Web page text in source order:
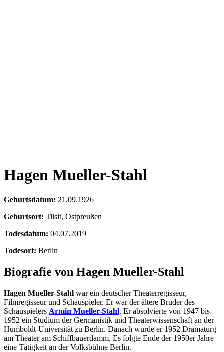
Hagen Mueller-Stahl
Geburtsdatum: 21.09.1926
Geburtsort: Tilsit, Ostpreußen
Todesdatum: 04.07.2019
Todesort: Berlin
Biografie von Hagen Mueller-Stahl
Hagen Mueller-Stahl war ein deutscher Theaterregisseur,
Filmregisseur und Schauspieler. Er war der ältere Bruder des
Schauspielers Armin Mueller-Stahl. Er absolvierte von 1947 bis
1952 ein Studium der Germanistik und Theaterwissenschaft an der
Humboldt-Universität zu Berlin. Danach wurde er 1952 Dramaturg
am Theater am Schiffbauerdamm. Es folgte Ende der 1950er Jahre
eine Tätigkeit an der Volksbühne Berlin.